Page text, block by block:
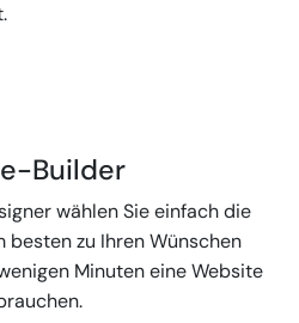
Builder
wählen Sie einfach die
besten zu Ihren Wünschen
Minuten eine Website